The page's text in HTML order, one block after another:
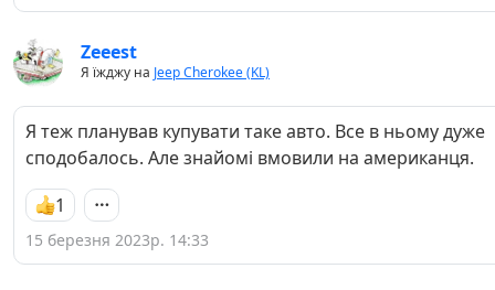
Zeeest
Я їжджу на Jeep Cherokee (KL)
Я теж планував купувати таке авто. Все в ньому дуже
сподобалось. Але знайомі вмовили на американця.
1
15 березня 2023р. 14:33